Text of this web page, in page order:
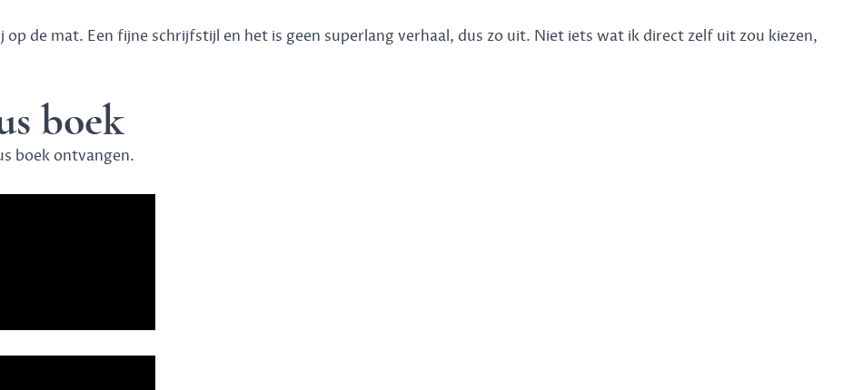
op de mat. Een fijne schrijfstijl en het is geen superlang verhaal, dus zo uit. Niet iets wat ik direct zelf uit zou kiezen,
boek
boek ontvangen.